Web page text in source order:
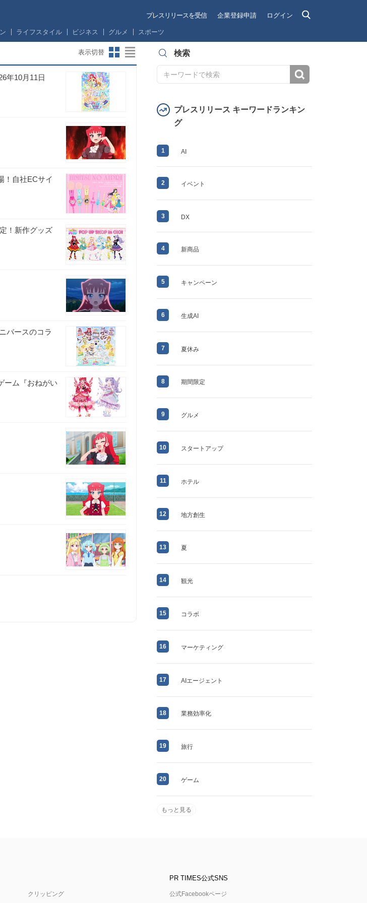
プレスリリースを受信 企業登録申請 ログイン
ライフスタイル ビジネス グルメ スポーツ
表示切替
年10月11日
！自社ECサイ
！新作グッズ
バースのコラ
ーム『おねがい
検索
プレスリリース キーワードランキン
グ
1 AI
2 イベント
3 DX
4 新商品
5 キャンペーン
6 生成AI
7 夏休み
8 期間限定
9 グルメ
10 スタートアップ
11 ホテル
12 地方創生
13 夏
14 観光
15 コラボ
16 マーケティング
17 AIエージェント
18 業務効率化
19 旅行
20 ゲーム
もっと見る
クリッピング
PR TIMES公式SNS
公式Facebookページ